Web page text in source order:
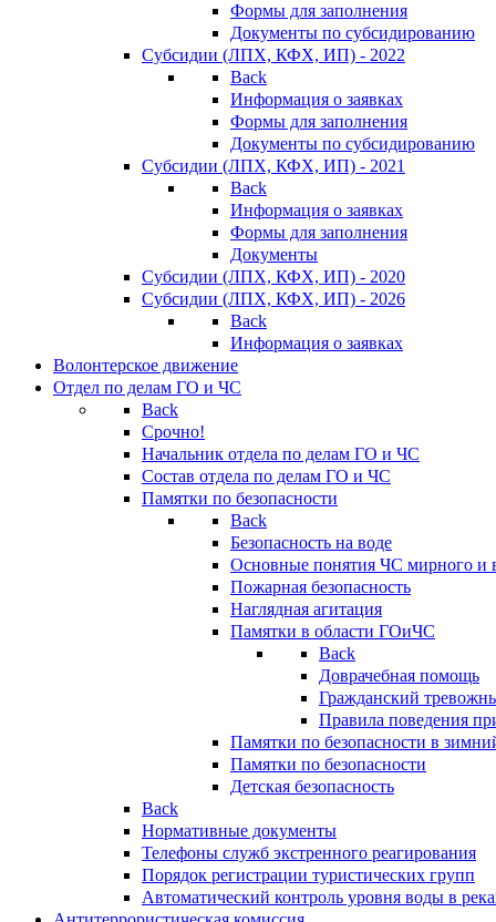
Формы для заполнения
Документы по субсидированию
Субсидии (ЛПХ, КФХ, ИП) - 2022
Back
Информация о заявках
Формы для заполнения
Документы по субсидированию
Субсидии (ЛПХ, КФХ, ИП) - 2021
Back
Информация о заявках
Формы для заполнения
Документы
Субсидии (ЛПХ, КФХ, ИП) - 2020
Субсидии (ЛПХ, КФХ, ИП) - 2026
Back
Информация о заявках
Волонтерское движение
Отдел по делам ГО и ЧС
Back
Срочно!
Начальник отдела по делам ГО и ЧС
Состав отдела по делам ГО и ЧС
Памятки по безопасности
Back
Безопасность на воде
Основные понятия ЧС мирного и
Пожарная безопасность
Наглядная агитация
Памятки в области ГОиЧС
Back
Доврачебная помощь
Гражданский
Правила поведения
Памятки по безопасности в
Памятки по безопасности
Детская безопасность
Back
Нормативные документы
Телефоны служб экстренного реагирования
Порядок регистрации туристических групп
Автоматический контроль уровня воды в